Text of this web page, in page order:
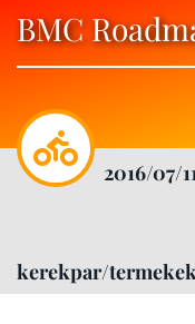
BMC
2016/07/
kerekpar/